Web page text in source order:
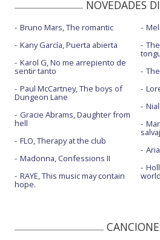
NOVEDADES
Bruno Mars, The romantic
Kany García, Puerta abierta
Karol G, No me arrepiento de
sentir tanto
Paul McCartney, The boys of
Dungeon Lane
Gracie Abrams, Daughter from
hell
FLO, Therapy at the club
Madonna, Confessions II
RAYE, This music may contain
hope.